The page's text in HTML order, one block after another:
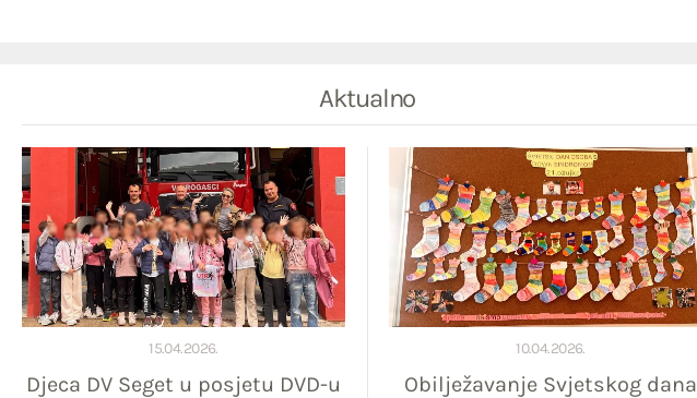
Aktualno
15.04.2026.
Djeca DV Seget u posjetu DVD-u
10.04.2026.
Obilježavanje Svjetskog dana